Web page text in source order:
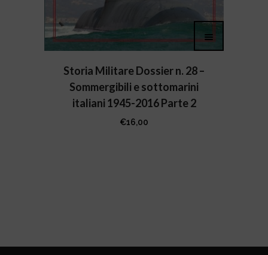
Storia Militare Dossier n. 28 –
Sommergibili e sottomarini
italiani 1945-2016 Parte 2
€16,00